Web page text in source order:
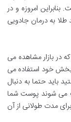
امروزه و در
طلا به درمان جادویی
در بازار مشاهده می
خود استفاده می
باید حتما به دنبال
می شوند پوست شما
مدت طولانی از آن